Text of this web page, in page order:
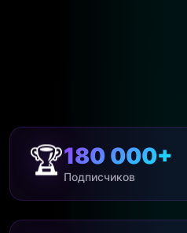
🏆180 000+
Подписчиков